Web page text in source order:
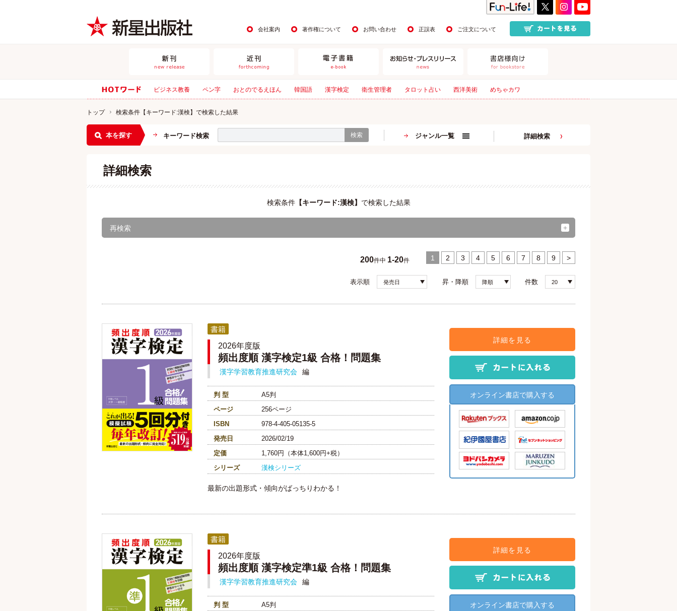
会社案内 著作権について お問い合わせ 正誤表 ご注文について
ビジネス教養 ペン字 おとのでるえほん 韓国語 漢字検定 衛生管理者 タロット占い 西洋美術 めちゃカワ
トップ 検索条件【キーワード:漢検】で検索した結果
本を探す キーワード検索 検索 ジャンル一覧 詳細検索
詳細検索
検索条件【キーワード:漢検】 で検索した結果
再検索
200件中 1-20件 1 2 3 4 5 6 7 8 9 >
表示順 発売日 昇・降順 降順 件数 20
書籍
2026年度版
頻出度順 漢字検定1級 合格！問題集
漢字学習教育推進研究会 編
判 型
A5判
ページ
256ページ
ISBN
978-4-405-05135-5
発売日
2026/02/19
定価
1,760円（本体1,600円+税）
シリーズ
漢検シリーズ
最新の出題形式・傾向がばっちりわかる！
詳細を見る
オンライン書店で購入する
書籍
2026年度版
頻出度順 漢字検定準1級 合格！問題集
漢字学習教育推進研究会 編
判 型
A5判
詳細を見る
オンライン書店で購入する